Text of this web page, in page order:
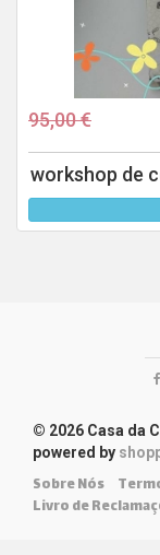
95,00 €
workshop de
© 2026 Casa da
powered by
Sobre Nós
Livro de